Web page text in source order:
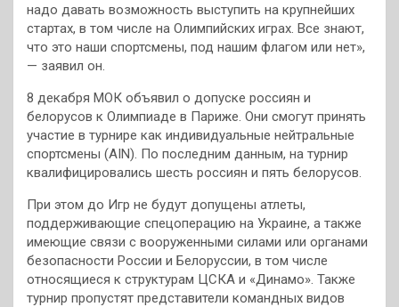
надо давать возможность выступить на крупнейших
стартах, в том числе на Олимпийских играх. Все знают,
что это наши спортсмены, под нашим флагом или нет»,
— заявил он.
8 декабря МОК объявил о допуске россиян и
белорусов к Олимпиаде в Париже. Они смогут принять
участие в турнире как индивидуальные нейтральные
спортсмены (AIN). По последним данным, на турнир
квалифицировались шесть россиян и пять белорусов.
При этом до Игр не будут допущены атлеты,
поддерживающие спецоперацию на Украине, а также
имеющие связи с вооруженными силами или органами
безопасности России и Белоруссии, в том числе
относящиеся к структурам ЦСКА и «Динамо». Также
турнир пропустят представители командных видов